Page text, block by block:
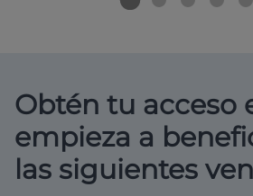
Obtén tu acceso
empieza a
las siguientes